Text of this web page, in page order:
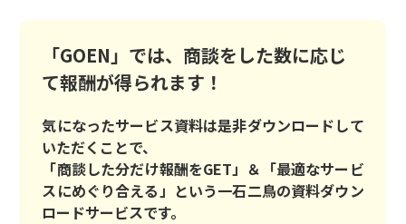
「GOEN」では、商談をした数に応じ
て報酬が得られます！
気になったサービス資料は是非ダウンロードして
いただくことで、
「商談した分だけ報酬をGET」＆「最適なサービ
スにめぐり合える」という一石二鳥の資料ダウン
ロードサービスです。